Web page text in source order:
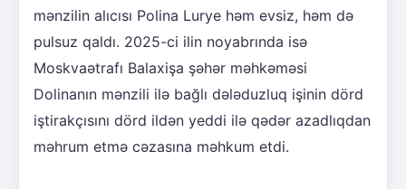
mənzilin alıcısı Polina Lurye həm evsiz, həm də
pulsuz qaldı. 2025-ci ilin noyabrında isə
Moskvaətrafı Balaxişa şəhər məhkəməsi
Dolinanın mənzili ilə bağlı dələduzluq işinin dörd
iştirakçısını dörd ildən yeddi ilə qədər azadlıqdan
məhrum etmə cəzasına məhkum etdi.